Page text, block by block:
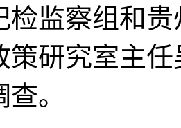
检监察组和
策研究室主
。